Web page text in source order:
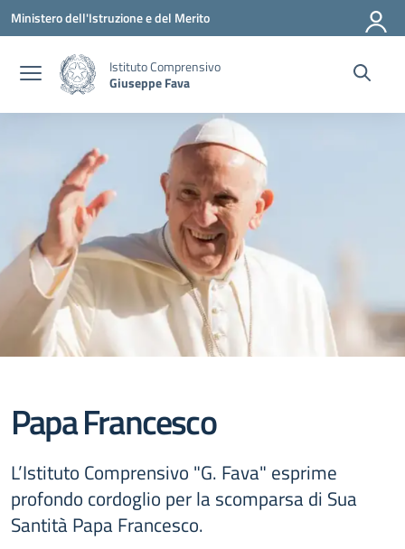
Vai ai contenuti
Vai al menu di navigazione
Vai al footer
Ministero dell'Istruzione e del Merito
Istituto Comprensivo
Giuseppe Fava
Papa Francesco
L’Istituto Comprensivo "G. Fava" esprime
profondo cordoglio per la scomparsa di Sua
Santità Papa Francesco.